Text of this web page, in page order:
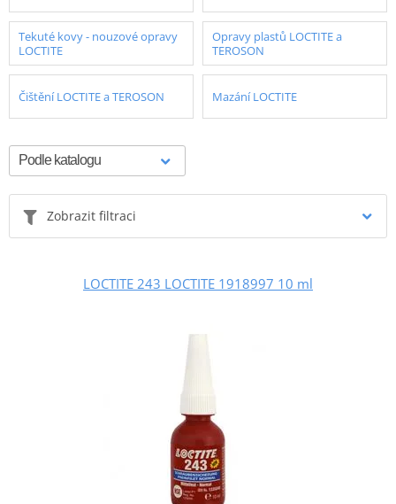
Tekuté kovy - nouzové opravy
LOCTITE
Opravy plastů LOCTITE a
TEROSON
Čištění LOCTITE a TEROSON Mazání LOCTITE
Zobrazit filtraci
LOCTITE 243 LOCTITE 1918997 10 ml